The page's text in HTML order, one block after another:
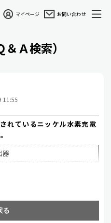
マイページ お問い合わせ
Ａ検索）
11:55
れているニッケル水素充電
器
る